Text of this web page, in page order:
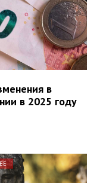
в
в 2025 году